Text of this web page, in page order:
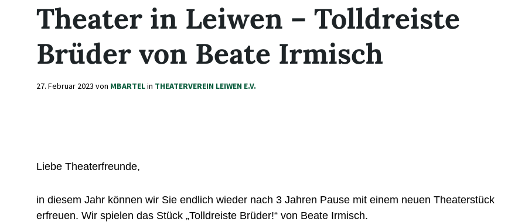
Theater in Leiwen – Tolldreiste
Brüder von Beate Irmisch
27. Februar 2023 von MBARTELin THEATERVEREIN LEIWEN E.V.
Liebe Theaterfreunde,
in diesem Jahr können wir Sie endlich wieder nach 3 Jahren Pause mit einem neuen Theaterstück
erfreuen. Wir spielen das Stück „Tolldreiste Brüder!“ von Beate Irmisch.